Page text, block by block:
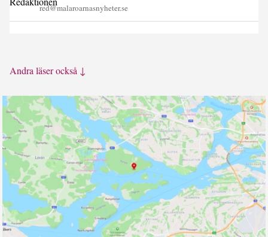
red@malaroarnasnyheter.se
Andra läser också ↓